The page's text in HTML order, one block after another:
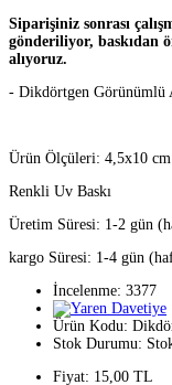
Siparişiniz sonrası
gönderiliyor, baskıdan
alıyoruz.
- Dikdörtgen Görünümlü
Ürün Ölçüleri: 4,5x10 cm
Renkli Uv Baskı
Üretim Süresi: 1-2 gün
kargo Süresi: 1-4 gün
İncelenme: 3377
Ürün Kodu:
Stok Durumu:
Fiyat: 15,00 TL